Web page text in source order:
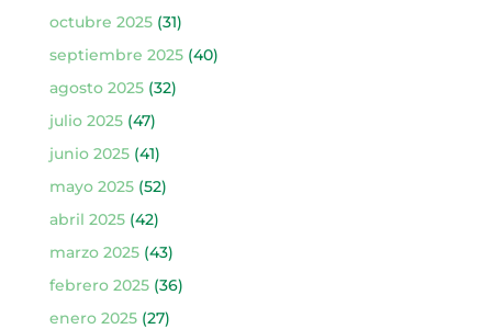
octubre 2025(31)
septiembre 2025(40)
agosto 2025(32)
julio 2025(47)
junio 2025(41)
mayo 2025(52)
abril 2025(42)
marzo 2025(43)
febrero 2025(36)
enero 2025(27)